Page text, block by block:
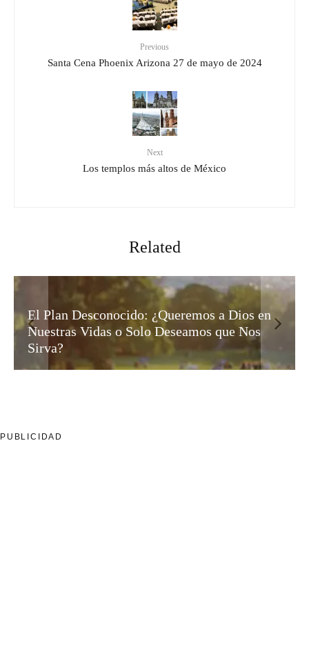
Previous
Santa Cena Phoenix Arizona 27 de mayo de 2024
Next
Los templos más altos de México
Related
El Misterio de Israel: ¿Rechazo Humano o
Plan Divino?
PUBLICIDAD